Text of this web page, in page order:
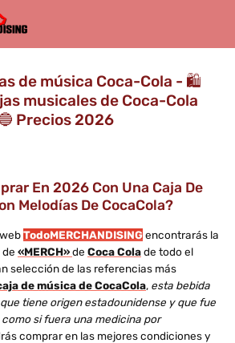
de música Coca-Cola - 🛍️
musicales de Coca-Cola
Precios 2026
En 2026 Con Una Caja De
Melodías De CocaCola?
TodoMERCHANDISINGencontrarás la
«MERCH»de Coca Colade todo el
selección de las referencias más
de música de CocaCola, esta bebida
tiene origen estadounidense y que fue
si fuera una medicina por
comprar en las mejores condiciones y